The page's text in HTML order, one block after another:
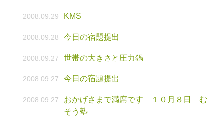
2008.09.29 KMS
2008.09.28 今日の宿題提出
2008.09.27 世帯の大きさと圧力鍋
2008.09.27 今日の宿題提出
2008.09.27
おかげさまで満席です １０月８日 む
そう塾